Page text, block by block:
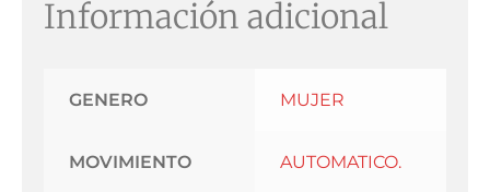
Información adicional
GENERO MUJER
MOVIMIENTO AUTOMATICO.